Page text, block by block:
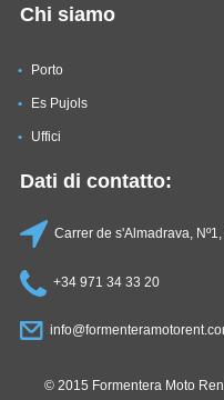
Chi siamo
Porto
Es Pujols
Uffici
Dati di contatto:
Carrer de s'Almadrava,
+34 971 34 33 20
© 2015 Formentera Moto